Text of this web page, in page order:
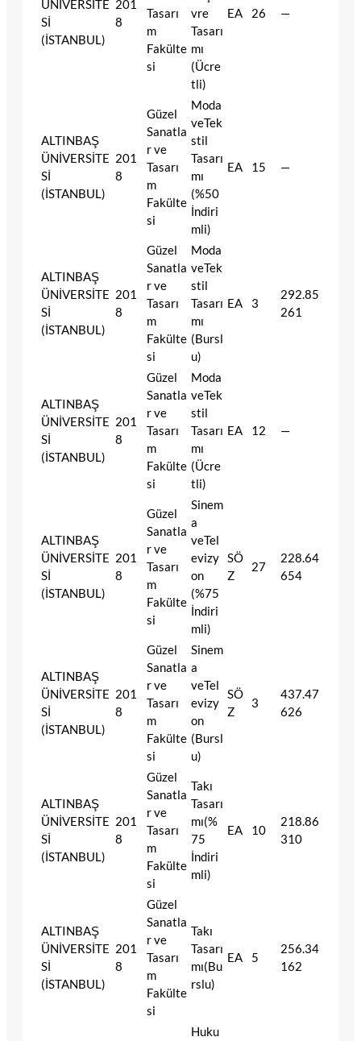
ÜNİVERSİTE
Sİ
(İSTANBUL)
201
8
Tasarı
m
Fakülte
si
vre
Tasarı
mı
(Ücre
tli)
EA 26 —
ALTINBAŞ
ÜNİVERSİTE
Sİ
(İSTANBUL)
201
8
Güzel
Sanatla
r ve
Tasarı
m
Fakülte
si
Moda
veTek
stil
Tasarı
mı
(%50
İndiri
mli)
EA 15 —
ALTINBAŞ
ÜNİVERSİTE
Sİ
(İSTANBUL)
201
8
Güzel
Sanatla
r ve
Tasarı
m
Fakülte
si
Moda
veTek
stil
Tasarı
mı
(Bursl
u)
EA 3
292.85
261
ALTINBAŞ
ÜNİVERSİTE
Sİ
(İSTANBUL)
201
8
Güzel
Sanatla
r ve
Tasarı
m
Fakülte
si
Moda
veTek
stil
Tasarı
mı
(Ücre
tli)
EA 12 —
ALTINBAŞ
ÜNİVERSİTE
Sİ
(İSTANBUL)
201
8
Güzel
Sanatla
r ve
Tasarı
m
Fakülte
si
Sinem
a
veTel
evizy
on
(%75
İndiri
mli)
SÖ
Z
27
228.64
654
ALTINBAŞ
ÜNİVERSİTE
Sİ
(İSTANBUL)
201
8
Güzel
Sanatla
r ve
Tasarı
m
Fakülte
si
Sinem
a
veTel
evizy
on
(Bursl
u)
SÖ
Z
3
437.47
626
ALTINBAŞ
ÜNİVERSİTE
Sİ
(İSTANBUL)
201
8
Güzel
Sanatla
r ve
Tasarı
m
Fakülte
si
Takı
Tasarı
mı(%
75
İndiri
mli)
EA 10
218.86
310
ALTINBAŞ
ÜNİVERSİTE
Sİ
(İSTANBUL)
201
8
Güzel
Sanatla
r ve
Tasarı
m
Fakülte
si
Takı
Tasarı
mı(Bu
rslu)
EA 5
256.34
162
Huku